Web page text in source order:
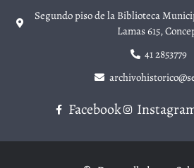
Segundo piso de la Biblioteca
Lamas 615,
41 2853779
Facebook